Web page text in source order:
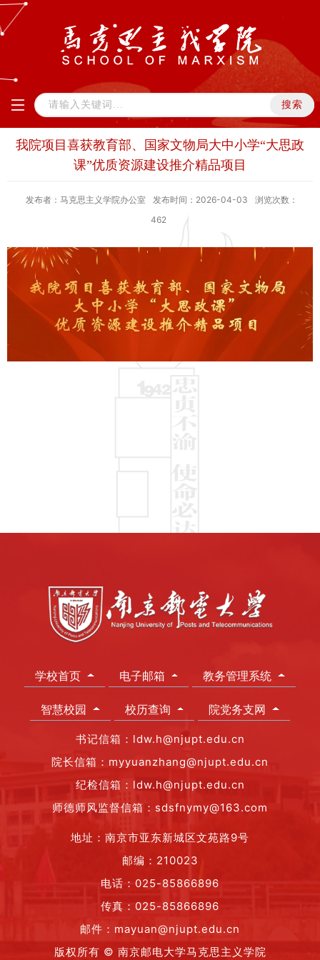
我院项目喜获教育部、国家文物局 大中小学“大思政
课” 优质资源建设推介精品项目
发布者：马克思主义学院办公室 发布时间：2026-04-03
浏览次数：
462
学校首页 电子邮箱 教务管理系统
智慧校园 校历查询 院党务支网
书记信箱：ldw.h@njupt.edu.cn
院长信箱：myyuanzhang@njupt.edu.cn
纪检信箱：ldw.h@njupt.edu.cn
师德师风监督信箱：sdsfnymy@163.com
地址：南京市亚东新城区文苑路9号
邮编：210023
电话：025-85866896
传真：025-85866896
邮件：mayuan@njupt.edu.cn
版权所有 © 南京邮电大学马克思主义学院